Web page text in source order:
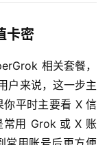
卡密
相关套餐，
户来说，这一步主
平时主要看 X 信
常用 Grok 或 X 账